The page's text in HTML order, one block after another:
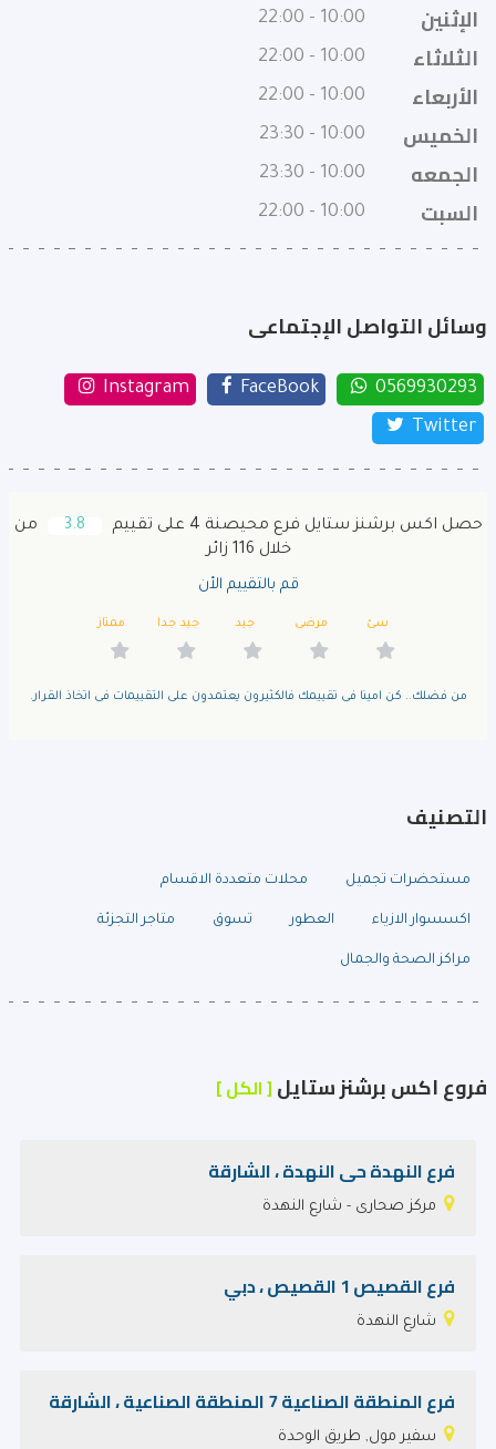
الإثنين 10:00 - 22:00
الثلاثاء 10:00 - 22:00
الأربعاء 10:00 - 22:00
الخميس 10:00 - 23:30
الجمعه 10:00 - 23:30
السبت 10:00 - 22:00
وسائل التواصل الإجتماعى
0569930293
FaceBook
Instagram
Twitter
حصل اكس برشنز ستايل فرع محيصنة 4 على تقييم 3.8
من
خلال 116 زائر
قم بالتقييم الأن
سئ مرضى جيد جيد جدا ممتاز
من فضلك.. كن امينا فى تقييمك فالكثيرون يعتمدون على التقييمات فى اتخاذ القرار.
التصنيف
مستحضرات تجميل محلات متعددة الاقسام
اكسسوار الازياء العطور تسوق متاجر التجزئة
مراكز الصحة والجمال
فروع اكس برشنز ستايل[ الكل ]
فرع النهدة حى النهدة ، الشارقة
مركز صحارى - شارع النهدة
فرع القصيص 1 القصيص ، دبي
شارع النهدة
فرع المنطقة الصناعية 7 المنطقة الصناعية ، الشارقة
سفير مول, طريق الوحدة